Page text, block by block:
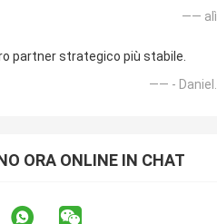
—— alì
partner strategico più stabile.
—— - Daniel.
ORA ONLINE IN CHAT